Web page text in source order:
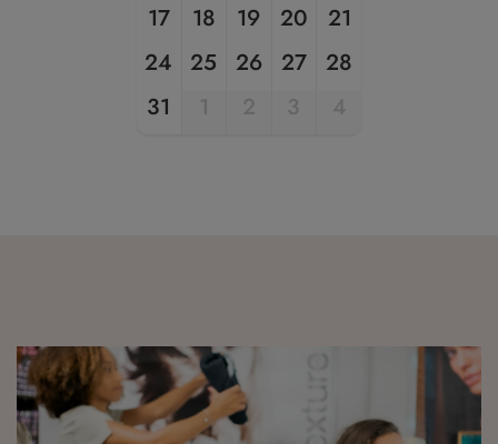
17
18 19 20
21
24
25 26 27
28
31